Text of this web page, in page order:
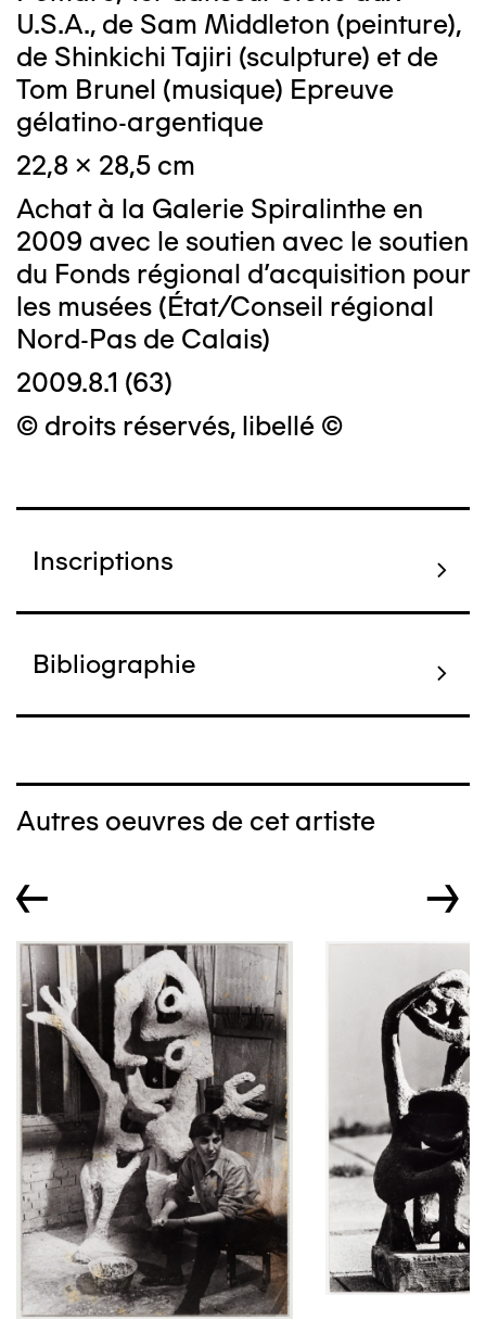
U.S.A., de Sam Middleton (peinture),
de Shinkichi Tajiri (sculpture) et de
Tom Brunel (musique) Epreuve
gélatino-argentique
22,8 x 28,5 cm
Achat à la Galerie Spiralinthe en
2009 avec le soutien avec le soutien
du Fonds régional d'acquisition pour
les musées (État/Conseil régional
Nord-Pas de Calais)
2009.8.1 (63)
© droits réservés, libellé ©
Inscriptions
Bibliographie
Autres oeuvres de cet artiste
← →